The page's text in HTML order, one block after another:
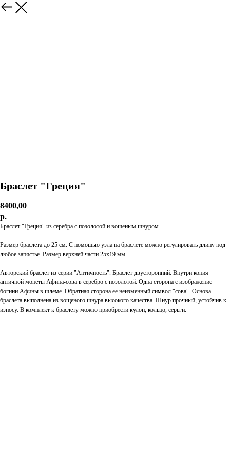
Браслет "Греция"
8400,00
р.
Браслет "Греция" из серебра с позолотой и вощеным шнуром
Размер браслета до 25 см. С помощью узла на браслете можно регулировать длину под
любое запястье. Размер верхней части 25х19 мм.
Авторский браслет из серии "Античность". Браслет двусторонний. Внутри копия
античной монеты Афина-сова в серебро с позолотой. Одна сторона с изображение
богини Афины в шлеме. Обратная сторона ее неизменный символ "сова". Основа
браслета выполнена из вощеного шнура высокого качества. Шнур прочный, устойчив к
износу. В комплект к браслету можно приобрести кулон, кольцо, серьги.